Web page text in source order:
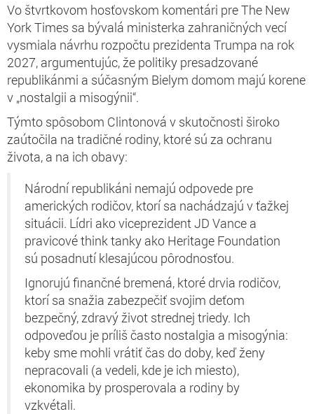
Vo štvrtkovom hosťovskom komentári pre The New
York Times sa bývalá ministerka zahraničných vecí
vysmiala návrhu rozpočtu prezidenta Trumpa na rok
2027, argumentujúc, že politiky presadzované
republikánmi a súčasným Bielym domom majú korene
v „nostalgii a misogýnii“.
Týmto spôsobom Clintonová v skutočnosti široko
zaútočila na tradičné rodiny, ktoré sú za ochranu
života, a na ich obavy:
Národní republikáni nemajú odpovede pre
amerických rodičov, ktorí sa nachádzajú v ťažkej
situácii. Lídri ako viceprezident JD Vance a
pravicové think tanky ako Heritage Foundation
sú posadnutí klesajúcou pôrodnosťou.
Ignorujú finančné bremená, ktoré drvia rodičov,
ktorí sa snažia zabezpečiť svojim deťom
bezpečný, zdravý život strednej triedy. Ich
odpoveďou je príliš často nostalgia a misogýnia:
keby sme mohli vrátiť čas do doby, keď ženy
nepracovali (a vedeli, kde je ich miesto),
ekonomika by prosperovala a rodiny by
vzkvétali.